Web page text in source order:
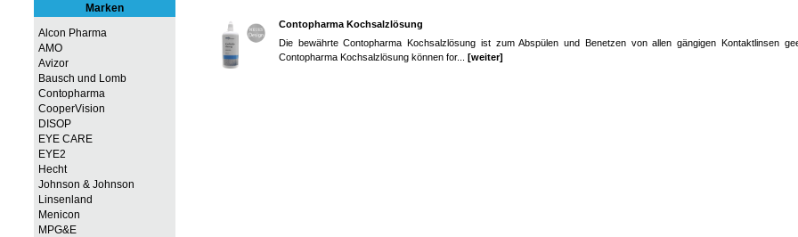
Marken
Alcon Pharma
AMO
Avizor
Bausch und Lomb
Contopharma
CooperVision
DISOP
EYE CARE
EYE2
Hecht
Johnson & Johnson
Linsenland
Menicon
MPG&E
Contopharma Kochsalzlösung
Die bewährte Contopharma Kochsalzlösung ist zum Abspülen und Benetzen von allen gängigen Kontaktlinsen
Contopharma Kochsalzlösung können for... [weiter]